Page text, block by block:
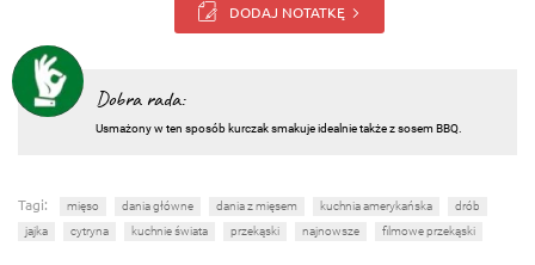
DODAJ NOTATKĘ
Dobra rada:
Usmażony w ten sposób kurczak smakuje idealnie także z sosem BBQ.
Tagi: mięso dania główne dania z mięsem kuchnia amerykańska
drób
jajka
cytryna kuchnie świata przekąski najnowsze filmowe przekąski